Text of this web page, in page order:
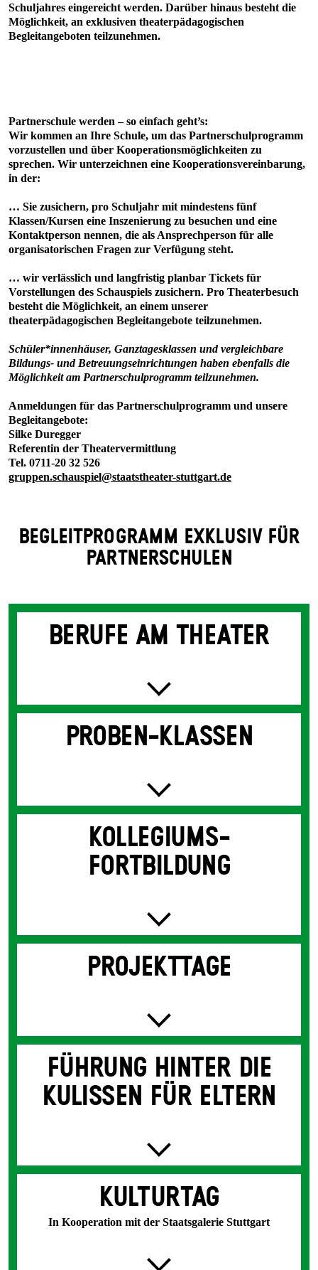
Schuljahres eingereicht werden. Darüber hinaus besteht die
Möglichkeit, an exklusiven theaterpädagogischen
Begleitangeboten teilzunehmen.
Partnerschule werden – so einfach geht’s:
Wir kommen an Ihre Schule, um das Partnerschulprogramm
vorzustellen und über Kooperationsmöglichkeiten zu
sprechen. Wir unterzeichnen eine Kooperationsvereinbarung,
in der:
… Sie zusichern, pro Schuljahr mit mindestens fünf
Klassen/Kursen eine Inszenierung zu besuchen und eine
Kontaktperson nennen, die als Ansprechperson für alle
organisatorischen Fragen zur Verfügung steht.
… wir verlässlich und langfristig planbar Tickets für
Vorstellungen des Schauspiels zusichern. Pro Theaterbesuch
besteht die Möglichkeit, an einem unserer
theaterpädagogischen Begleitangebote teilzunehmen.
Schüler*innenhäuser, Ganztagesklassen und vergleichbare
Bildungs- und Betreuungseinrichtungen haben ebenfalls die
Möglichkeit am Partnerschulprogramm teilzunehmen.
Anmeldungen für das Partnerschulprogramm und unsere
Begleitangebote:
Silke Duregger
Referentin der Theatervermittlung
Tel. 0711-20 32 526
gruppen.​schauspiel​@staatstheater-stuttgart.de
BEGLEIT­PROGRAMM EXKLUSIV FÜR
PARTNER­SCHULEN
BERUFE AM THEATER
PROBEN-KLASSEN
KOLLEGIUMS­
FORTBILDUNG
PROJEKT­TAGE
FÜHRUNG HINTER DIE
KULISSEN FÜR ELTERN
KULTUR­TAG
In Kooperation mit der Staatsgalerie Stuttgart